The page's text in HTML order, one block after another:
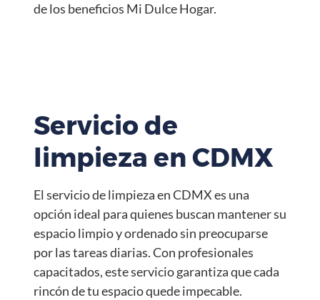
de los beneficios Mi Dulce Hogar.
Servicio de
limpieza en CDMX
El servicio de limpieza en CDMX es una
opción ideal para quienes buscan mantener su
espacio limpio y ordenado sin preocuparse
por las tareas diarias. Con profesionales
capacitados, este servicio garantiza que cada
rincón de tu espacio quede impecable.